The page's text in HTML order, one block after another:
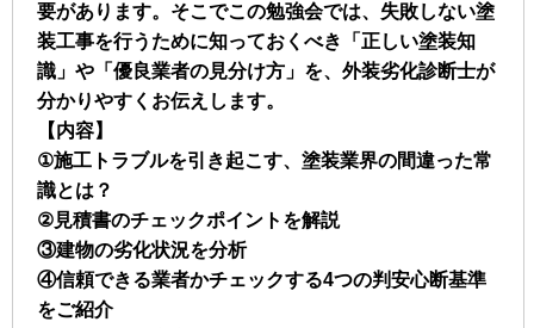
要があります。そこでこの勉強会では、失敗しない塗
装工事を行うために知っておくべき「正しい塗装知
識」や「優良業者の見分け方」を、外装劣化診断士が
分かりやすくお伝えします。
【内容】
①施工トラブルを引き起こす、塗装業界の間違った常
識とは？
②見積書のチェックポイントを解説
③建物の劣化状況を分析
④信頼できる業者かチェックする4つの判安心断基準
をご紹介